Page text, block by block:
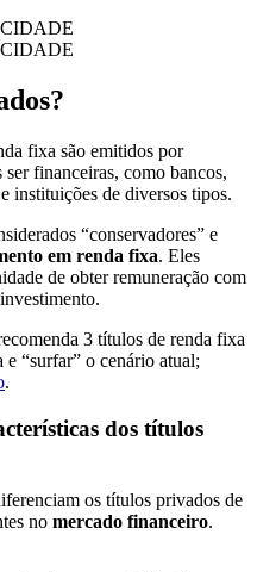
fixa são emitidos por
financeiras, como bancos,
instituições de diversos tipos.
“conservadores” e
em renda fixa. Eles
de obter remuneração com
3 títulos de renda fixa
“surfar” o cenário atual;
.
dos títulos
os títulos privados de
no mercado financeiro.